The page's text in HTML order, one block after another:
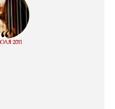
“2011